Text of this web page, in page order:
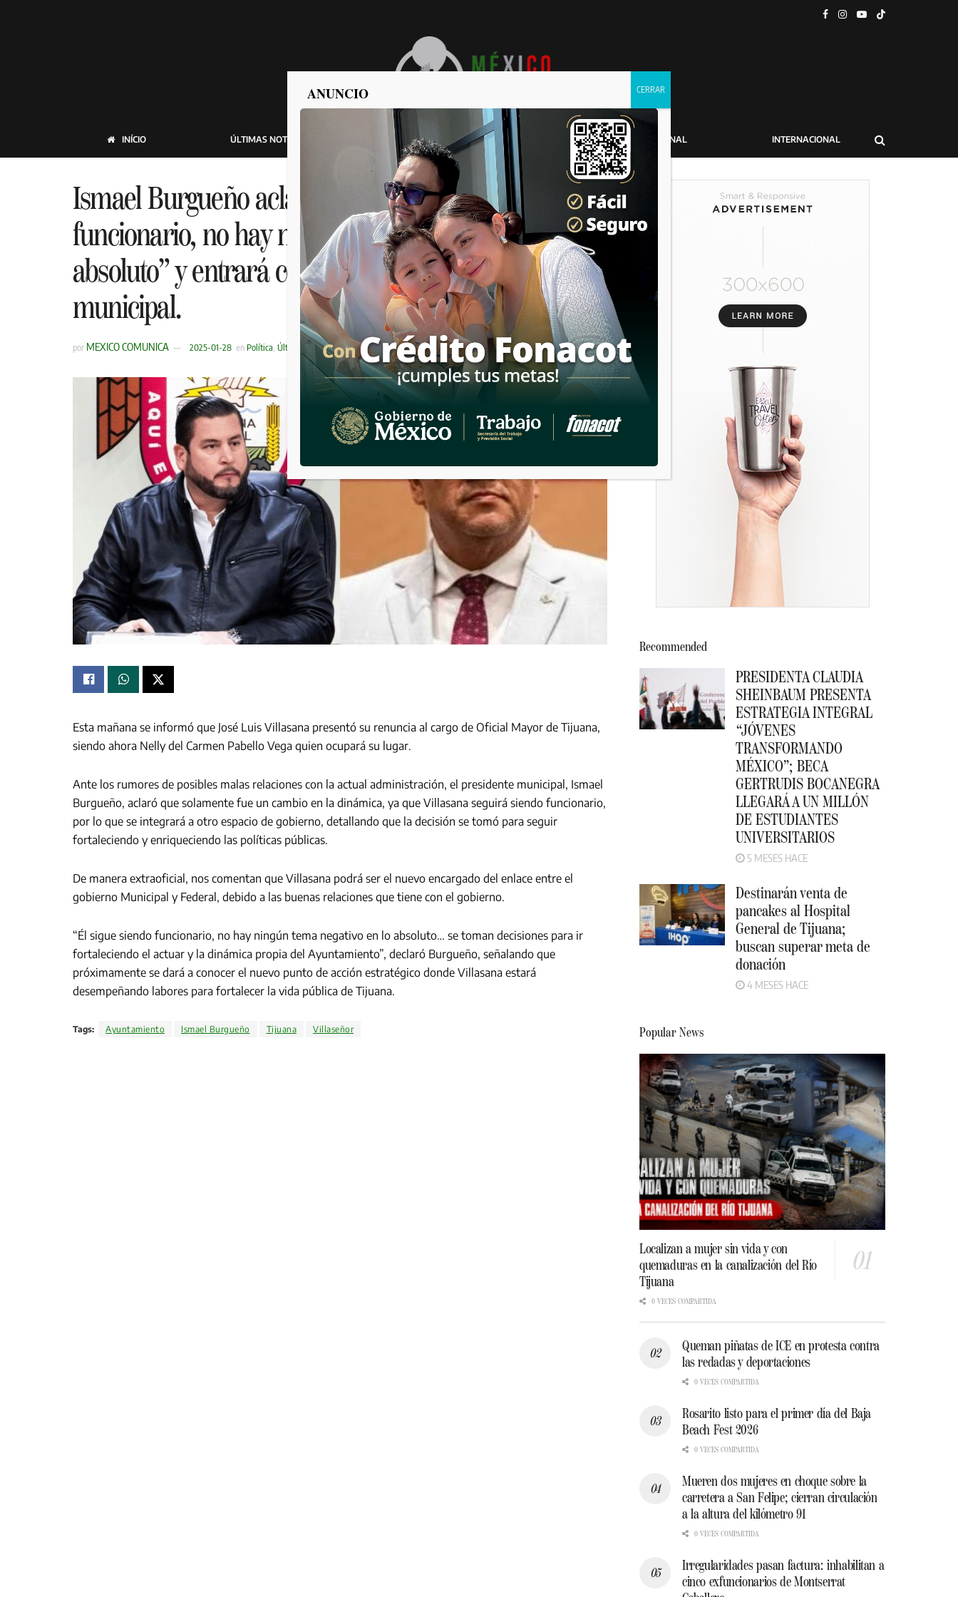
INÍCIO ÚLTIMAS NOTICIAS POLÍTICA POLICIACA NACIONAL INTERNACIONAL
Ismael Burgueño aclara que Villasana “sigue siendo
funcionario, no hay ningún tema negativo en lo
absoluto” y entrará como asesor en otra área
municipal.
por MEXICO COMUNICA 2025-01-28 en Política Últimas Noticias
Esta mañana se informó que José Luis Villasana presentó su renuncia al cargo de Oficial Mayor de Tijuana,
siendo ahora Nelly del Carmen Pabello Vega quien ocupará su lugar.
Ante los rumores de posibles malas relaciones con la actual administración, el presidente municipal, Ismael
Burgueño, aclaró que solamente fue un cambio en la dinámica, ya que Villasana seguirá siendo funcionario,
por lo que se integrará a otro espacio de gobierno, detallando que la decisión se tomó para seguir
fortaleciendo y enriqueciendo las políticas públicas.
De manera extraoficial, nos comentan que Villasana podrá ser el nuevo encargado del enlace entre el
gobierno Municipal y Federal, debido a las buenas relaciones que tiene con el gobierno.
“Él sigue siendo funcionario, no hay ningún tema negativo en lo absoluto… se toman decisiones para ir
fortaleciendo el actuar y la dinámica propia del Ayuntamiento”, declaró Burgueño, señalando que
próximamente se dará a conocer el nuevo punto de acción estratégico donde Villasana estará
desempeñando labores para fortalecer la vida pública de Tijuana.
Tags: Ayuntamiento Ismael Burgueño Tijuana Villaseñor
Recommended
PRESIDENTA CLAUDIA
SHEINBAUM PRESENTA
ESTRATEGIA INTEGRAL
“JÓVENES
TRANSFORMANDO
MÉXICO”; BECA
GERTRUDIS BOCANEGRA
LLEGARÁ A UN MILLÓN
DE ESTUDIANTES
UNIVERSITARIOS
5 MESES HACE
Destinarán venta de
pancakes al Hospital
General de Tijuana;
buscan superar meta de
donación
4 MESES HACE
Popular News
Localizan a mujer sin vida y con
quemaduras en la canalización del Río
Tijuana
0 VECES COMPARTIDA
Queman piñatas de ICE en protesta contra
las redadas y deportaciones
0 VECES COMPARTIDA
Rosarito listo para el primer día del Baja
Beach Fest 2026
0 VECES COMPARTIDA
Mueren dos mujeres en choque sobre la
carretera a San Felipe; cierran circulación
a la altura del kilómetro 91
0 VECES COMPARTIDA
Irregularidades pasan factura: inhabilitan a
cinco exfuncionarios de Montserrat
ANUNCIO